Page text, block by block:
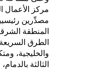
مركز الأعمال
مصدِّرين
المنطقة
الطرق
والخليجية،
الثالثة